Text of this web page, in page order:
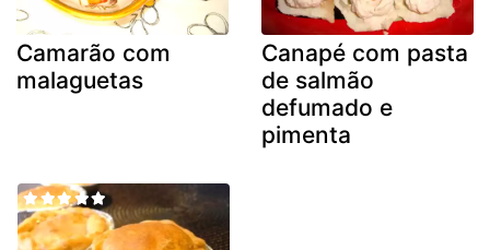
Camarão com
malaguetas
Canapé com pasta
de salmão
defumado e
pimenta